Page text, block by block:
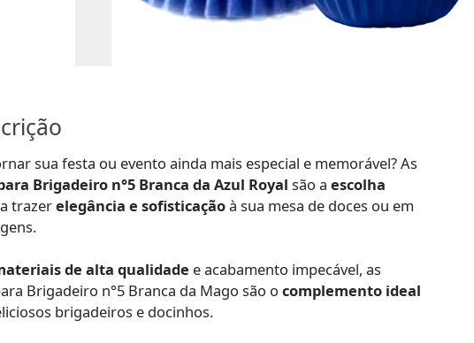
sua festa ou evento ainda mais especial e memorável? As
Brigadeiro n°5 Branca da Azul Royal são aescolha
trazerelegância e sofisticaçãoà sua mesa de doces ou em
de alta qualidade e acabamento impecável, as
Brigadeiro n°5 Branca da Mago são ocomplemento ideal
brigadeiros e docinhos.